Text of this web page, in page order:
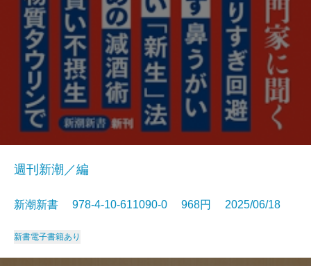
週刊新潮／編
新潮新書 978-4-10-611090-0 968円 2025/06/18
新書電子書籍あり